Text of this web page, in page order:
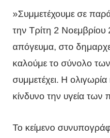
»Συμμετέχουμε σε
την Τρίτη 2 Νοεμβρίου
απόγευμα, στο
καλούμε το σύνολο
συμμετέχει. Η
κίνδυνο την υγεία των
Το κείμενο